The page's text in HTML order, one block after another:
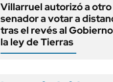
Villarruel autorizó a otro
senador a votar a
tras el revés al
la ley de Tierras